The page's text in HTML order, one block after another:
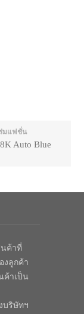
ร่มแฟชั่น
Auto Blue
ค้าที่
งลูกค้า
ค้าเป็น
บริษัทฯ